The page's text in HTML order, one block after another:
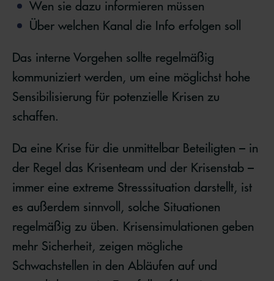
Wen sie dazu informieren müssen
Über welchen Kanal die Info erfolgen soll
Das interne Vorgehen sollte regelmäßig
kommuniziert werden, um eine möglichst hohe
Sensibilisierung für potenzielle Krisen zu
schaffen.
Da eine Krise für die unmittelbar Beteiligten – in
der Regel das Krisenteam und der Krisenstab –
immer eine extreme Stresssituation darstellt, ist
es außerdem sinnvoll, solche Situationen
regelmäßig zu üben. Krisensimulationen geben
mehr Sicherheit, zeigen mögliche
Schwachstellen in den Abläufen auf und